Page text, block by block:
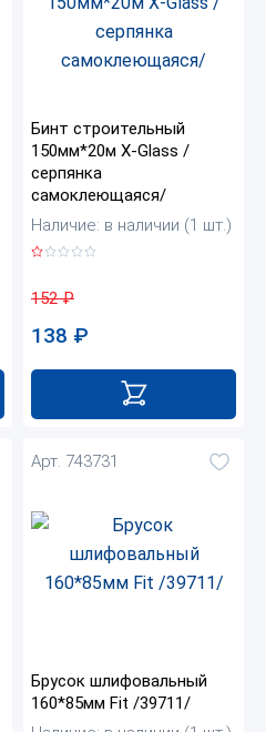
Бинт строительный
150мм*20м X-Glass /
серпянка
самоклеющаяся/
Наличие: в наличии (1 шт.)
152₽
138 ₽
Арт. 743731
Брусок шлифовальный
160*85мм Fit /39711/